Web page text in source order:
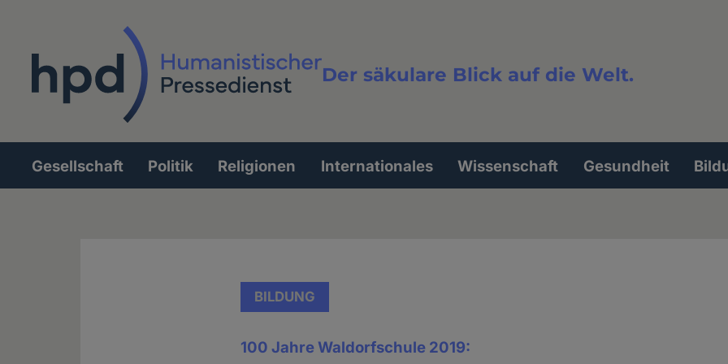
Der säkulare Blick auf die Welt.
Volltextsuche
Hauptnavigation
Gesellschaft Politik Religionen Internationales Wissenschaft Gesundheit
BILDUNG
100 Jahre Waldorfschule 2019: